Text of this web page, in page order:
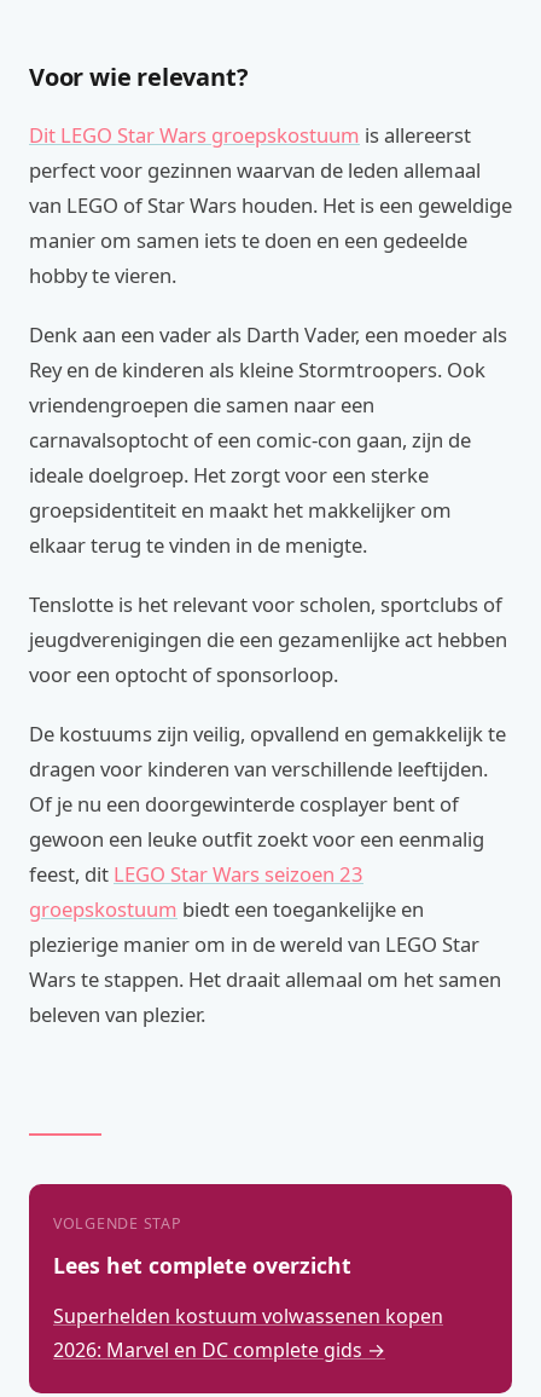
Voor wie relevant?
Dit LEGO Star Wars groepskostuum is allereerst
perfect voor gezinnen waarvan de leden allemaal
van LEGO of Star Wars houden. Het is een geweldige
manier om samen iets te doen en een gedeelde
hobby te vieren.
Denk aan een vader als Darth Vader, een moeder als
Rey en de kinderen als kleine Stormtroopers. Ook
vriendengroepen die samen naar een
carnavalsoptocht of een comic-con gaan, zijn de
ideale doelgroep. Het zorgt voor een sterke
groepsidentiteit en maakt het makkelijker om
elkaar terug te vinden in de menigte.
Tenslotte is het relevant voor scholen, sportclubs of
jeugdverenigingen die een gezamenlijke act hebben
voor een optocht of sponsorloop.
De kostuums zijn veilig, opvallend en gemakkelijk te
dragen voor kinderen van verschillende leeftijden.
Of je nu een doorgewinterde cosplayer bent of
gewoon een leuke outfit zoekt voor een eenmalig
feest, dit LEGO Star Wars seizoen 23
groepskostuum biedt een toegankelijke en
plezierige manier om in de wereld van LEGO Star
Wars te stappen. Het draait allemaal om het samen
beleven van plezier.
VOLGENDE STAP
Lees het complete overzicht
Superhelden kostuum volwassenen kopen
2026: Marvel en DC complete gids →